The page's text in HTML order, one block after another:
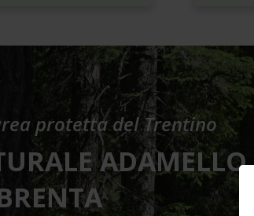
protetta del Trentino
ADAMELLO